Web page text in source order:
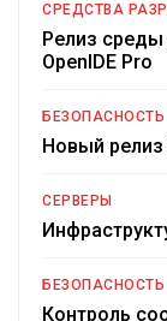
СРЕДСТВА
Релиз среды
OpenIDE Pro
БЕЗОПАСНОСТЬ
Новый релиз
СЕРВЕРЫ
БЕЗОПАСНОСТЬ
Контроль